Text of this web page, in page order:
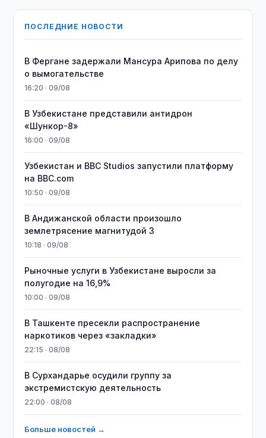
ПОСЛЕДНИЕ НОВОСТИ
В Фергане задержали Мансура Арипова по делу
о вымогательстве
16:20 · 09/08
В Узбекистане представили антидрон
«Шункор-8»
16:00 · 09/08
Узбекистан и BBC Studios запустили платформу
на BBC.com
10:50 · 09/08
В Андижанской области произошло
землетрясение магнитудой 3
10:18 · 09/08
Рыночные услуги в Узбекистане выросли за
полугодие на 16,9%
10:00 · 09/08
В Ташкенте пресекли распространение
наркотиков через «закладки»
22:15 · 08/08
В Сурхандарье осудили группу за
экстремистскую деятельность
22:00 · 08/08
Больше новостей →